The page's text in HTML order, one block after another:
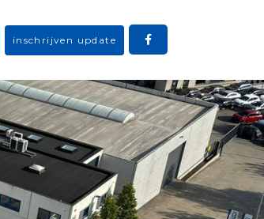
inschrijven update 